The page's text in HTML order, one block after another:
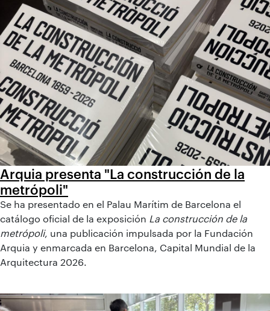
Arquia presenta "La construcción de la
metrópoli"
Se ha presentado en el Palau Marítim de Barcelona el
catálogo oficial de la exposición La construcción de la
metrópoli, una publicación impulsada por la Fundación
Arquia y enmarcada en Barcelona, Capital Mundial de la
Arquitectura 2026.